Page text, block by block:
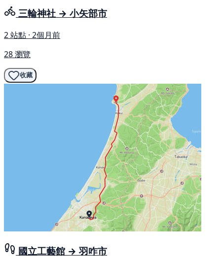
三輪神社 → 小矢部市
2 站點 · 2個月前
28 瀏覽
收藏
國立工藝館 → 羽咋市